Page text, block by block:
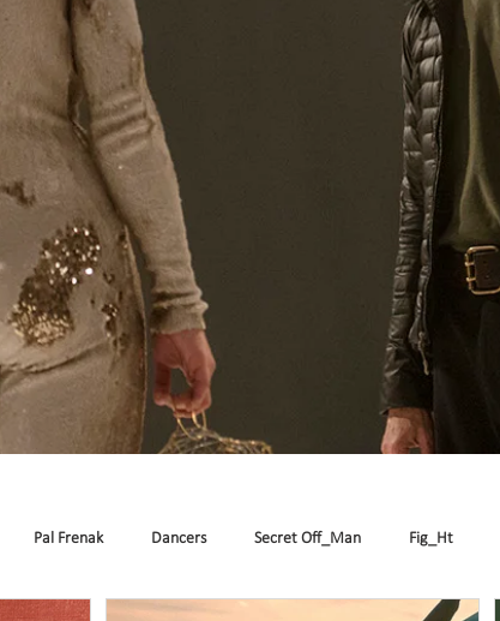
Pal Frenak Dancers Secret Off_Man Fig_Ht